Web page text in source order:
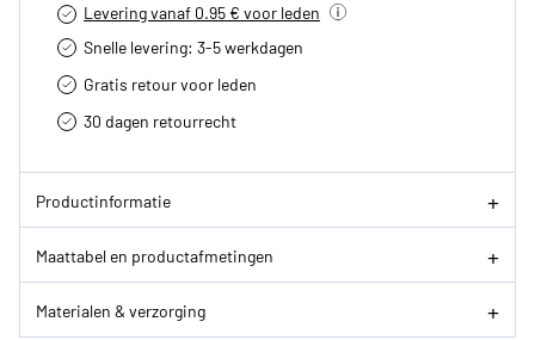
Levering vanaf 0.95 € voor leden
Snelle levering: 3-5 werkdagen
Gratis retour voor leden
30 dagen retourrecht­
Productinformatie
Maattabel en productafmetingen
Materialen & verzorging